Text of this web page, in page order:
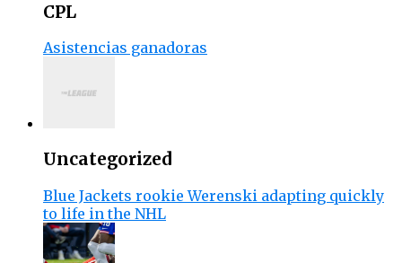
CPL
Asistencias ganadoras
Uncategorized
Blue Jackets rookie Werenski adapting quickly
to life in the NHL